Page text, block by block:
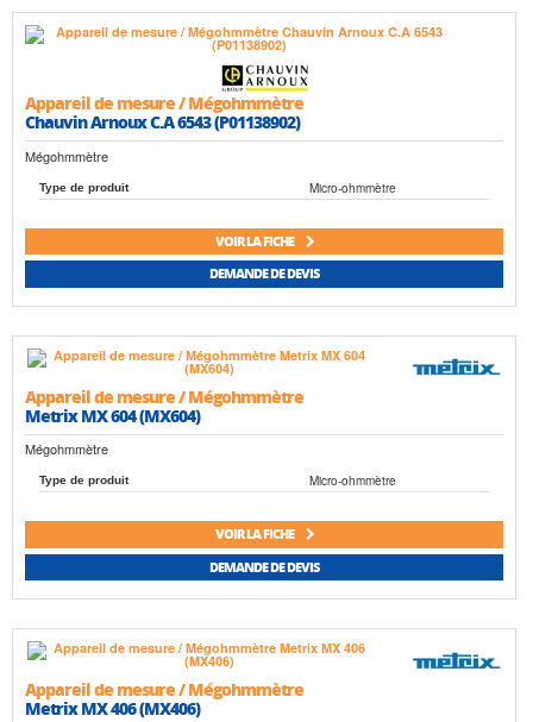
Appareil de mesure / Mégohmmètre
Chauvin Arnoux C.A 6543 (P01138902)
Mégohmmètre
Type de produit Micro-ohmmètre
VOIR LA FICHE
DEMANDE DE DEVIS
Appareil de mesure / Mégohmmètre
Metrix MX 604 (MX604)
Mégohmmètre
Type de produit Micro-ohmmètre
VOIR LA FICHE
DEMANDE DE DEVIS
Appareil de mesure / Mégohmmètre
Metrix MX 406 (MX406)